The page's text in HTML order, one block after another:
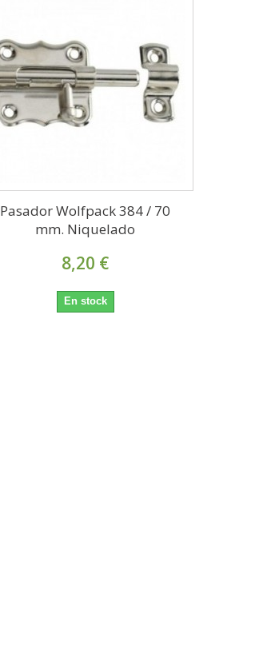
Pasador Wolfpack 384 / 70
mm. Niquelado
8,20 €
En stock